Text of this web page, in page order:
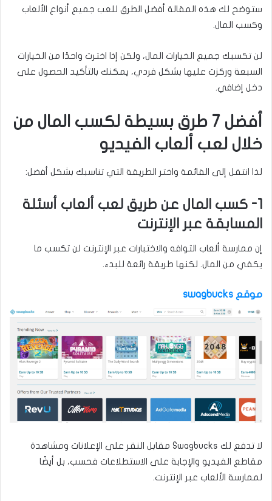
ستوضح لك هذه المقالة أفضل الطرق للعب جميع أنواع الألعاب
وكسب المال.
لن تكسبك جميع الخيارات المال، ولكن إذا اخترت واحدًا من الخيارات
السبعة وركزت عليها بشكل فردي، يمكنك بالتأكيد الحصول على
دخل إضافي.
أفضل 7 طرق بسيطة لكسب المال من
خلال لعب ألعاب الفيديو
لذا انتقل إلى القائمة واختر الطريقة التي تناسبك بشكل أفضل:
1- كسب المال عن طريق لعب ألعاب أسئلة
المسابقة عبر الإنترنت
إن ممارسة ألعاب التوافه والاختبارات عبر الإنترنت لن تكسب ما
يكفي من المال. لكنها طريقة رائعة للبدء.
موقع swagbucks
لا تدفع لك Swagbucks مقابل النقر على الإعلانات ومشاهدة
مقاطع الفيديو والإجابة على الاستطلاعات فحسب، بل أيضًا
لممارسة الألعاب عبر الإنترنت.